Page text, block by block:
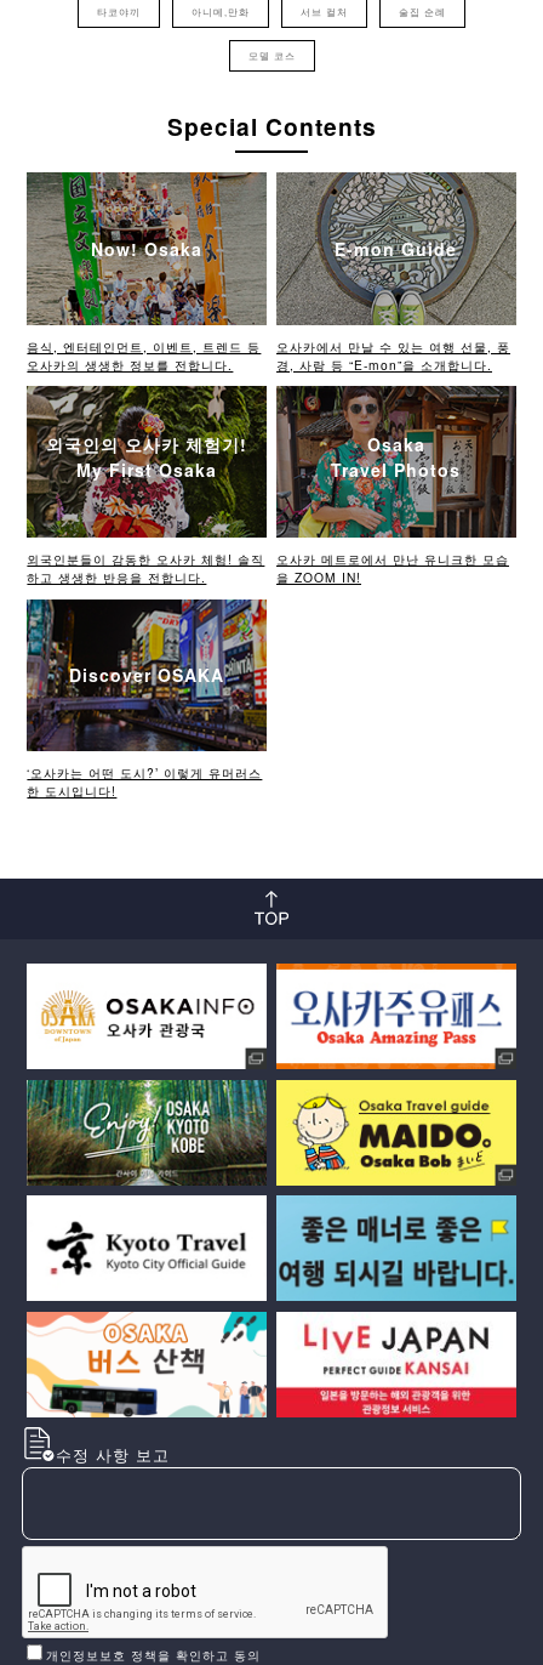
타코야끼 아니메,만화 서브 컬처 술집 순례
모델 코스
Special Contents
Now! Osaka
음식, 엔터테인먼트, 이벤트, 트렌드 등
오사카의 생생한 정보를 전합니다.
E-mon Guide
오사카에서 만날 수 있는 여행 선물, 풍
경, 사람 등 “E-mon”을 소개합니다.
외국인의 오사카 체험기!
My First Osaka
외국인분들이 감동한 오사카 체험! 솔직
하고 생생한 반응을 전합니다.
Osaka
Travel Photos
오사카 메트로에서 만난 유니크한 모습
을 ZOOM IN!
Discover OSAKA
‘오사카는 어떤 도시?’ 이렇게 유머러스
한 도시입니다!
수정 사항 보고
개인정보보호 정책을 확인하고 동의